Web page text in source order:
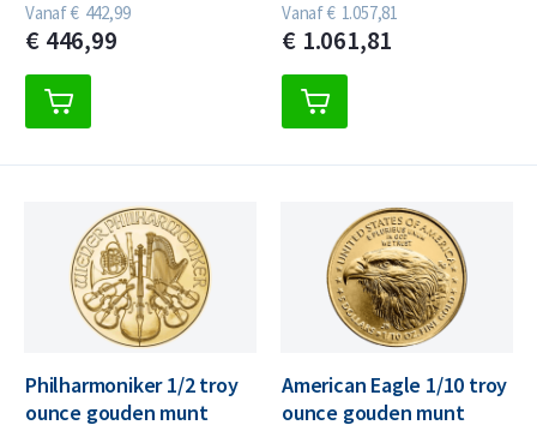
€ 446,99
Vanaf€ 442,99
€ 1.061,81
Vanaf€ 1.057,81
Philharmoniker 1/2 troy
ounce gouden munt
American Eagle 1/10 troy
ounce gouden munt